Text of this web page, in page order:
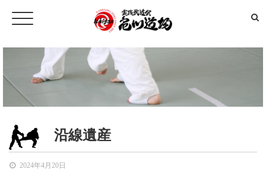
沿線遺産
2024年4月20日